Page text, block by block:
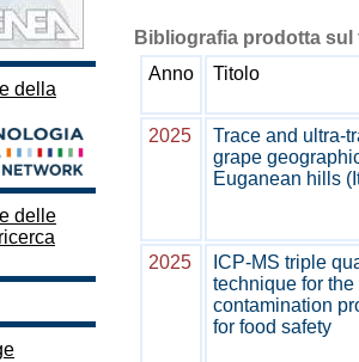
della
delle
Bibliografia prodotta sul
Anno
Titolo
2025
Trace and ultra-
grape
Euganean hills
2025
ICP-MS triple
technique for the
contamination
for food safety